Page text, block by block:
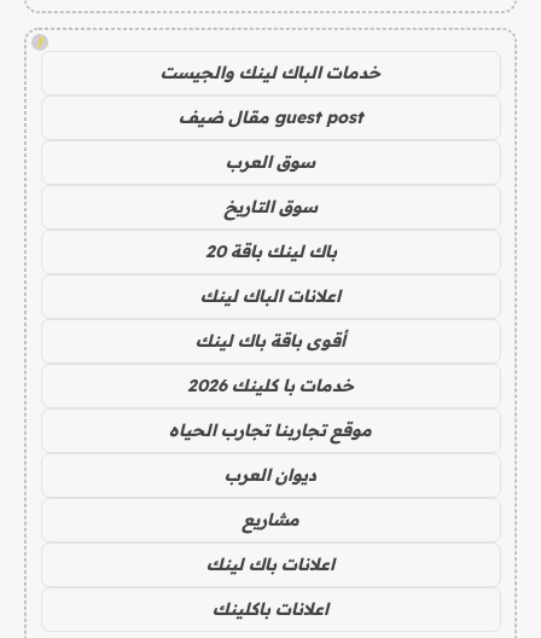
!
خدمات الباك لينك والجيست
guest post مقال ضيف
سوق العرب
سوق التاريخ
باك لينك باقة 20
اعلانات الباك لينك
أقوى باقة باك لينك
خدمات با كلينك 2026
موقع تجاربنا تجارب الحياه
ديوان العرب
مشاريع
اعلانات باك لينك
اعلانات باكلينك